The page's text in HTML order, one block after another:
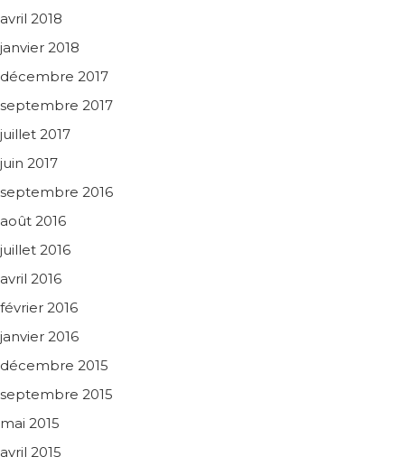
avril 2018
janvier 2018
décembre 2017
septembre 2017
juillet 2017
juin 2017
septembre 2016
août 2016
juillet 2016
avril 2016
février 2016
janvier 2016
décembre 2015
septembre 2015
mai 2015
avril 2015